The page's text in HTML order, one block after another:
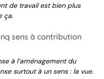
de travail est bien plus
ça.
sens à contribution
à l’aménagement du
surtout à un sens : la vue.